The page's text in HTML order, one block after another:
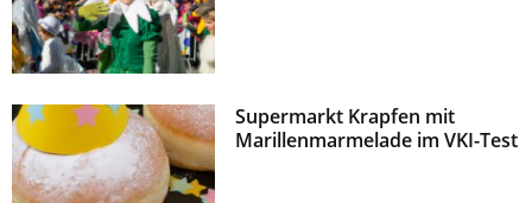
Supermarkt Krapfen mit
Marillenmarmelade im VKI-Test